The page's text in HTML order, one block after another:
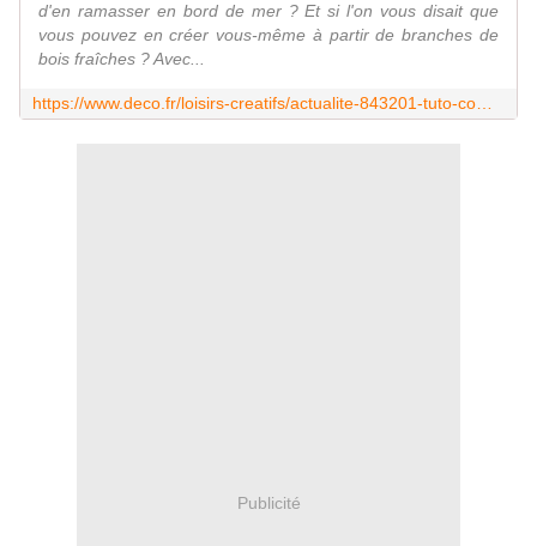
d'en ramasser en bord de mer ? Et si l'on vous disait que
vous pouvez en créer vous-même à partir de branches de
bois fraîches ? Avec...
Publicité